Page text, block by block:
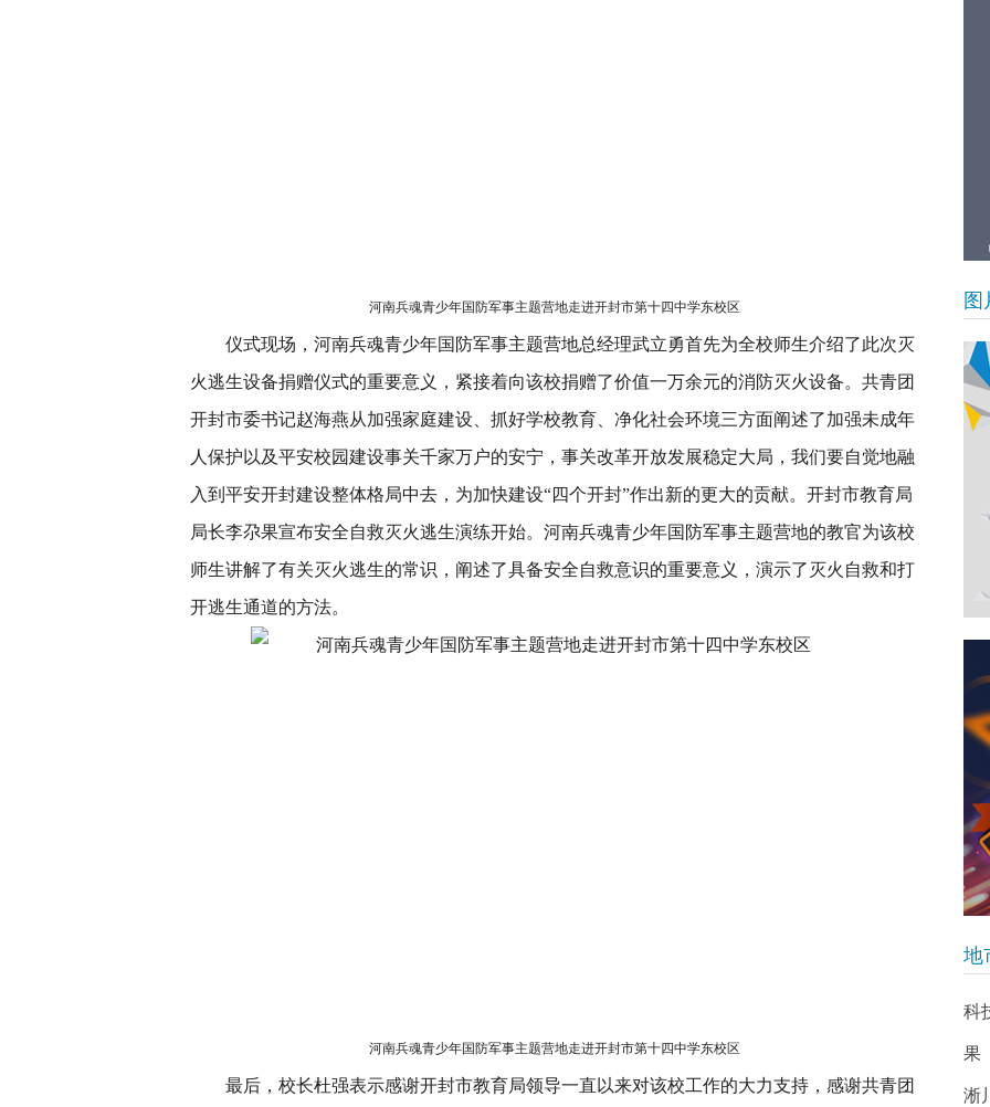
河南兵魂青少年国防军事主题营地走进开封市第十四中学东校区
仪式现场，河南兵魂青少年国防军事主题营地总经理武立勇首先为全校师生介绍了此次灭
火逃生设备捐赠仪式的重要意义，紧接着向该校捐赠了价值一万余元的消防灭火设备。共青团
开封市委书记赵海燕从加强家庭建设、抓好学校教育、净化社会环境三方面阐述了加强未成年
人保护以及平安校园建设事关千家万户的安宁，事关改革开放发展稳定大局，我们要自觉地融
入到平安开封建设整体格局中去，为加快建设“四个开封”作出新的更大的贡献。开封市教育局
局长李尕果宣布安全自救灭火逃生演练开始。河南兵魂青少年国防军事主题营地的教官为该校
师生讲解了有关灭火逃生的常识，阐述了具备安全自救意识的重要意义，演示了灭火自救和打
开逃生通道的方法。
河南兵魂青少年国防军事主题营地走进开封市第十四中学东校区
最后，校长杜强表示感谢开封市教育局领导一直以来对该校工作的大力支持，感谢共青团
图
地
科
果
淅